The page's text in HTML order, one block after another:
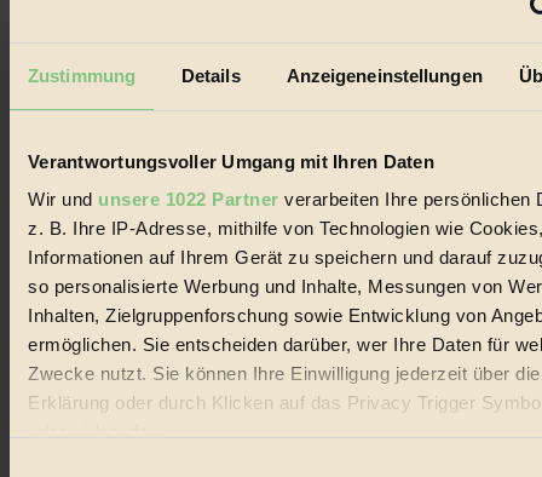
Zustimmung Details Anzeigeneinstellungen
Verantwortungsvoller Umgang mit Ihren Daten
Wir und unsere 1022 Partner verarbeiten Ihre persönlichen
z. B. Ihre IP-Adresse, mithilfe von Technologien wie
Informationen auf Ihrem Gerät zu speichern und darauf
so personalisierte Werbung und Inhalte, Messungen von
Inhalten, Zielgruppenforschung sowie Entwicklung von
ermöglichen. Sie entscheiden darüber, wer Ihre Daten für
Zwecke nutzt. Sie können Ihre Einwilligung jederzeit über
Erklärung oder durch Klicken auf das Privacy Trigger
22.601 Fans auf Facebook
Folge uns auf Instagram
Bio
Nachhaltigkeit
Vegan
#